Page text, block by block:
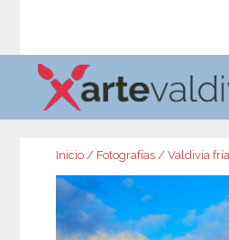
Inicio / Fotografías / Valdivia fría